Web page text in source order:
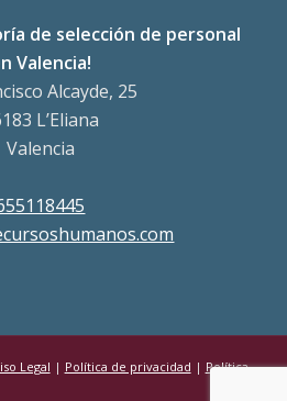
de selección de personal
Valencia!
Alcayde, 25
L’Eliana
Valencia
Legal | Política de privacidad | Política